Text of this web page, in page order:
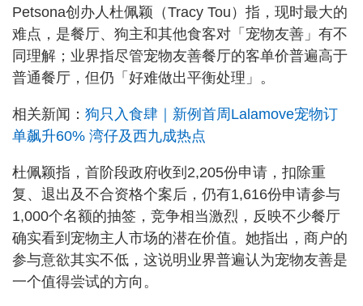
Petsona创办人杜佩颖（Tracy Tou）指，现时最大的
难点，是餐厅、狗主和其他食客对「宠物友善」有不
同理解；业界指尽管宠物友善餐厅的客单价普遍高于
普通餐厅，但仍「好难做出平衡处理」。
相关新闻： 狗只入食肆｜新例首周Lalamove宠物订
单飙升60% 湾仔及西九成热点
杜佩颖指，首阶段政府收到2,205份申请，扣除重
复、退出及不合资格个案后，仍有1,616份申请参与
1,000个名额的抽签，竞争相当激烈，反映不少餐厅
确实看到宠物主人市场的潜在价值。她指出，商户的
参与意欲其实不低，这说明业界普遍认为宠物友善是
一个值得尝试的方向。